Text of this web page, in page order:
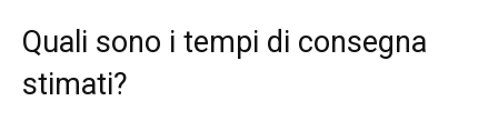
Quali sono i tempi di consegna
stimati?